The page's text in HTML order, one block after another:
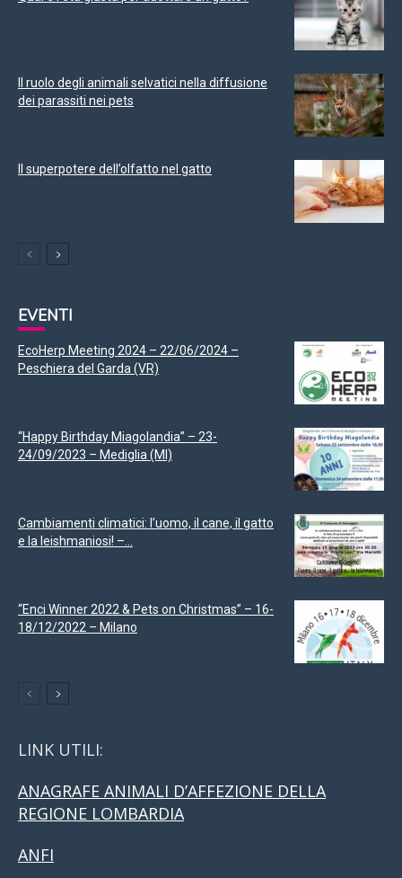
Il ruolo degli animali selvatici nella diffusione
dei parassiti nei pets
Il superpotere dell’olfatto nel gatto
EVENTI
EcoHerp Meeting 2024 – 22/06/2024 –
Peschiera del Garda (VR)
“Happy Birthday Miagolandia” – 23-
24/09/2023 – Mediglia (MI)
Cambiamenti climatici: l’uomo, il cane, il gatto
e la leishmaniosi! –...
“Enci Winner 2022 & Pets on Christmas” – 16-
18/12/2022 – Milano
LINK UTILI:
ANAGRAFE ANIMALI D’AFFEZIONE DELLA
REGIONE LOMBARDIA
ANFI